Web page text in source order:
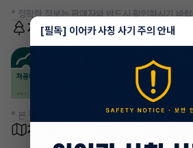
* 정확한 정보는 판매자와 반드시 확인하시기 바
저공해차량 정보
* 본 정보는 지자체마다 다를 수 있으니 실제 정보
차량 위치
[필독] 이어카 사칭 사기 주의 안내